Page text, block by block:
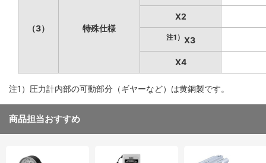
（3） 特殊仕様
X2
注1） X3
X4
注1）圧力計内部の可動部分（ギヤーなど）は黄銅製です。
商品担当おすすめ